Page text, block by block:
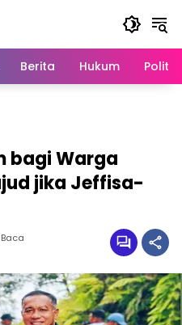
Berita Hukum Politik
bagi Warga
jika Jeffisa-